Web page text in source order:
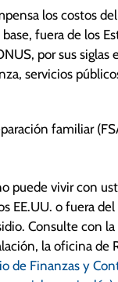
los costos
fuera de los
por sus siglas
servicios
familiar
puede vivir con
EE.UU. o fuera
Consulte con
la oficina de
de Finanzas y